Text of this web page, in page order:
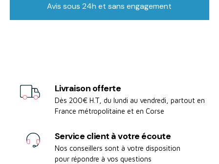
Avis sous 24h et sans engagement
Livraison offerte
Dès 200€ H.T, du lundi au vendredi, partout en
France métropolitaine et en Corse
Service client à votre écoute
Nos conseillers sont à votre disposition
pour répondre à vos questions